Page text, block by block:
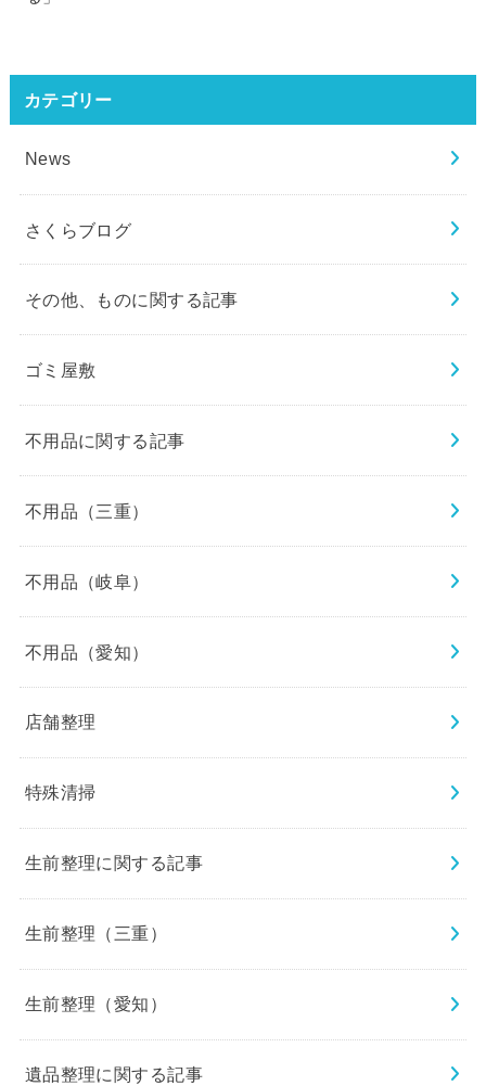
カテゴリー
News
さくらブログ
その他、ものに関する記事
ゴミ屋敷
不用品に関する記事
不用品（三重）
不用品（岐阜）
不用品（愛知）
店舗整理
特殊清掃
生前整理に関する記事
生前整理（三重）
生前整理（愛知）
遺品整理に関する記事